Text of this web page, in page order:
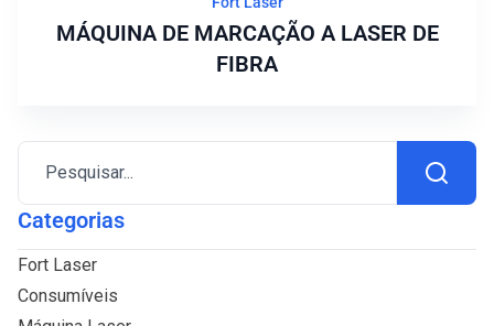
MÁQUINA DE MARCAÇÃO A LASER DE
FIBRA
Pesquisar...
Categorias
Fort Laser
Consumíveis